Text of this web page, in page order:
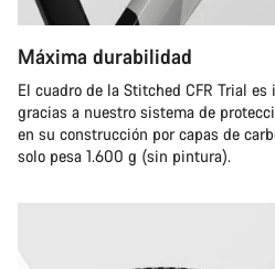
Máxima durabilidad
El cuadro de la Stitched CFR Trial
gracias a nuestro sistema de
en su construcción por capas de
solo pesa 1.600 g (sin pintura).